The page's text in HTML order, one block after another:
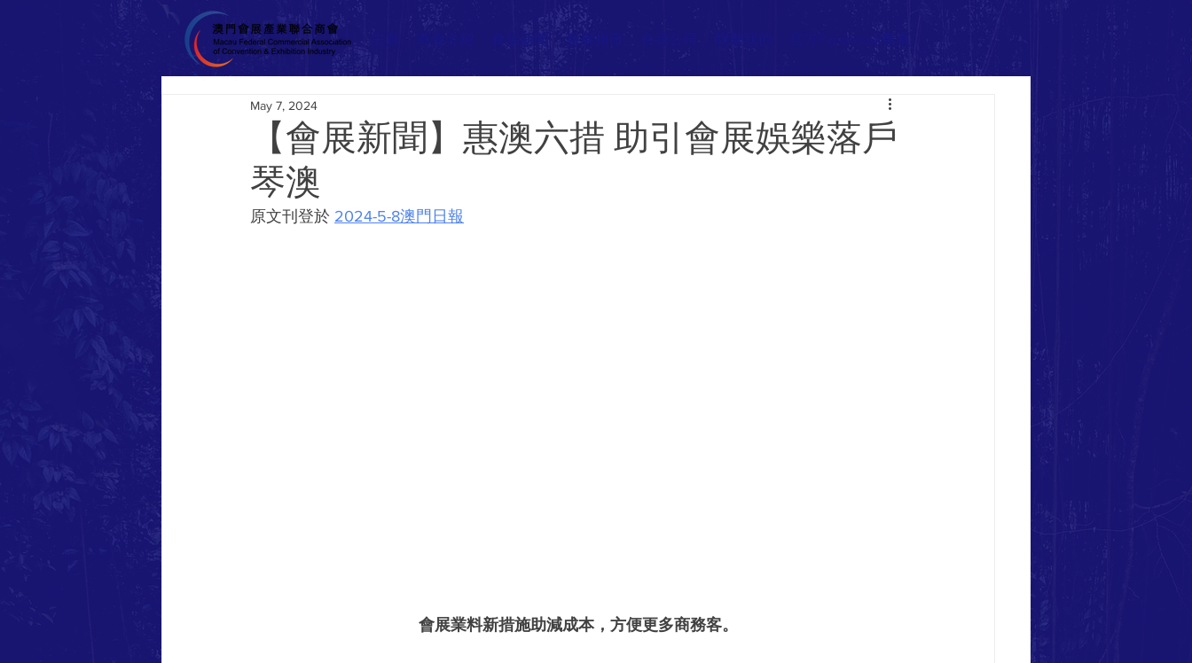
會展相冊
【會展新聞】惠澳六措 助引會展娛樂落戶
琴澳
May 7, 2024
原文刊登於 2024-5-8澳門日報
會展業料新措施助減成本，方便更多商務客。